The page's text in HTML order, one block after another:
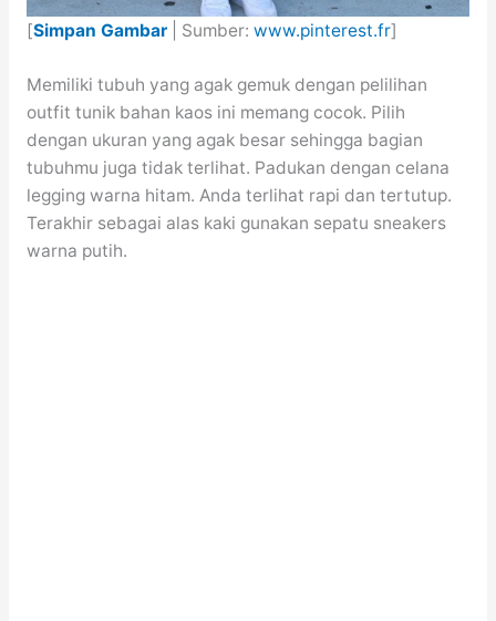
[Simpan Gambar| Sumber: www.pinterest.fr]
Memiliki tubuh yang agak gemuk dengan pelilihan
outfit tunik bahan kaos ini memang cocok. Pilih
dengan ukuran yang agak besar sehingga bagian
tubuhmu juga tidak terlihat. Padukan dengan celana
legging warna hitam. Anda terlihat rapi dan tertutup.
Terakhir sebagai alas kaki gunakan sepatu sneakers
warna putih.